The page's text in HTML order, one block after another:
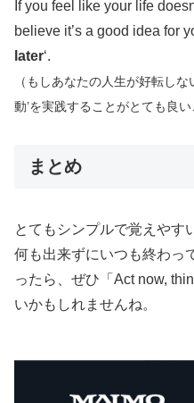
If you feel like your life
believe it’s a good idea for
later‘.
（もしあなたの人生が好転し
動’を実践することがとても良い
まとめ
とてもシンプルで覚えやす
何も出来ずにいつも終わっ
ったら、ぜひ「Act now,
いかもしれませんね。